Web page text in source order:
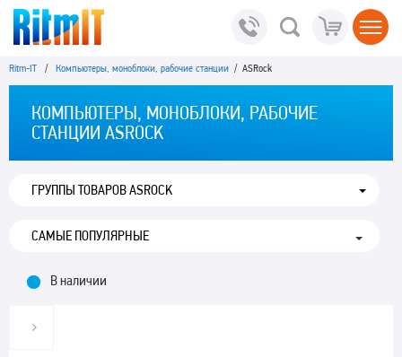
Ritm-IT / Компьютеры, моноблоки, рабочие станции / ASRock
КОМПЬЮТЕРЫ, МОНОБЛОКИ, РАБОЧИЕ
СТАНЦИИ ASROCK
ГРУППЫ ТОВАРОВ ASROCK
В наличии